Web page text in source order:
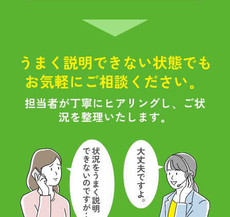
うまく説明できない状態でも
お気軽にご相談ください。
担当者が丁寧にヒアリングし、ご状
況を整理いたします。